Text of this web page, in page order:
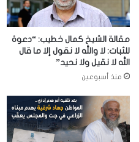
مقالة الشيخ كمال خطيب: “دعوة
للثبات: لا والله لا نقول إلا ما قال
الله لا نقيل ولا نحيد”
منذ أسبوعين